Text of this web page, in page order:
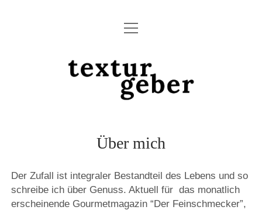
ÜBER MICH
BLOG – STEF’S TABLE
KONTAKT
Menü
öffnen
Über mich
Der Zufall ist integraler Bestandteil des Lebens und so
schreibe ich über Genuss. Aktuell für das monatlich
erscheinende Gourmetmagazin “Der Feinschmecker”,